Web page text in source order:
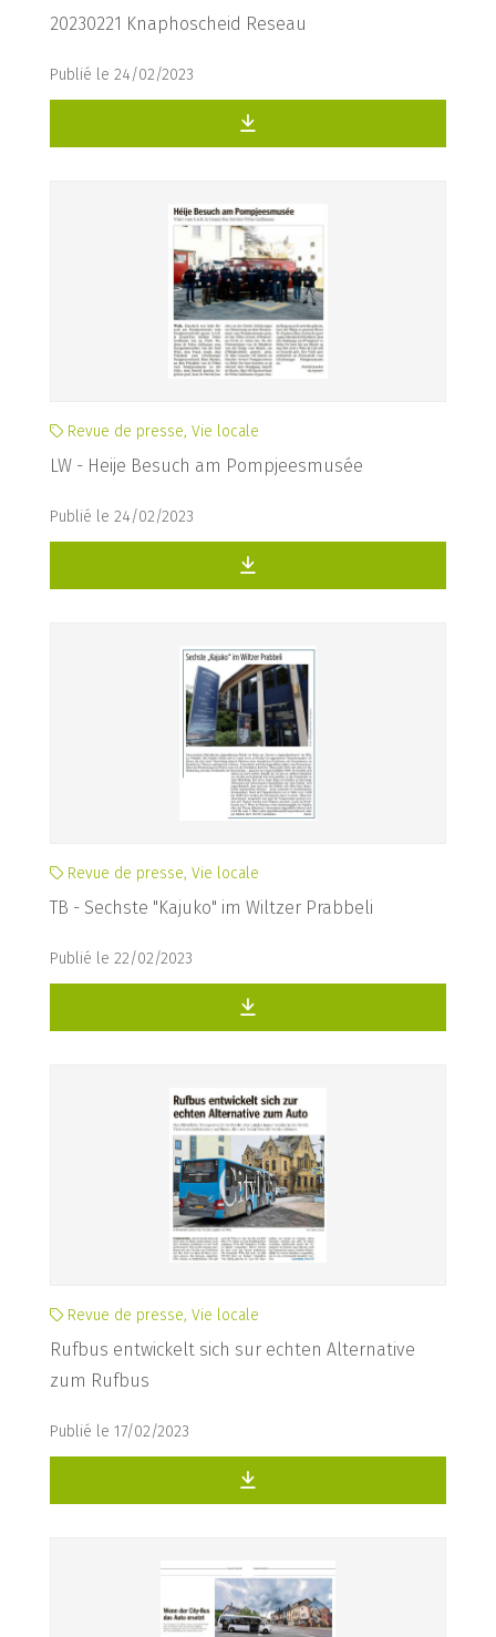
20230221 Knaphoscheid Reseau
Publié le 24/02/2023
Revue de presse, Vie locale
LW - Heije Besuch am Pompjeesmusée
Publié le 24/02/2023
Revue de presse, Vie locale
TB - Sechste "Kajuko" im Wiltzer Prabbeli
Publié le 22/02/2023
Revue de presse, Vie locale
Rufbus entwickelt sich sur echten Alternative
zum Rufbus
Publié le 17/02/2023